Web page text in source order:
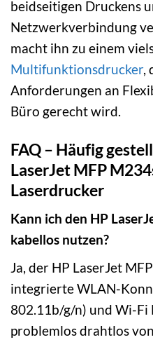
beidseitigen Druckens
Netzwerkverbindung
macht ihn zu einem
Multifunktionsdrucker,
Anforderungen an
Büro gerecht wird.
FAQ – Häufig
LaserJet MFP
Laserdrucker
Kann ich den HP
kabellos nutzen?
Ja, der HP LaserJet
integrierte WLAN-
802.11b/g/n) und Wi-Fi
problemlos drahtlos